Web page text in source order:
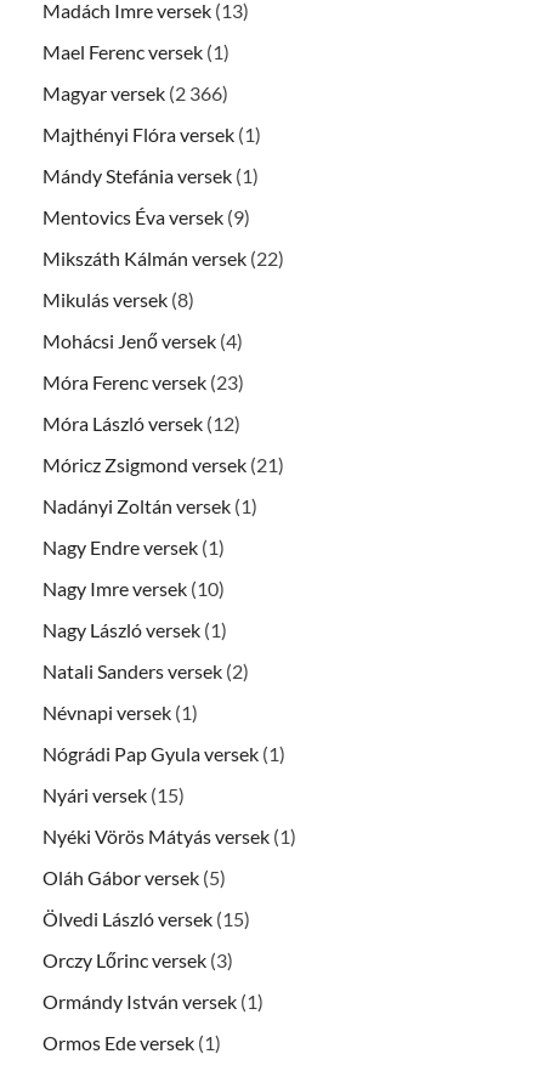
Madách Imre versek (13)
Mael Ferenc versek (1)
Magyar versek (2 366)
Majthényi Flóra versek (1)
Mándy Stefánia versek (1)
Mentovics Éva versek (9)
Mikszáth Kálmán versek (22)
Mikulás versek (8)
Mohácsi Jenő versek (4)
Móra Ferenc versek (23)
Móra László versek (12)
Móricz Zsigmond versek (21)
Nadányi Zoltán versek (1)
Nagy Endre versek (1)
Nagy Imre versek (10)
Nagy László versek (1)
Natali Sanders versek (2)
Névnapi versek (1)
Nógrádi Pap Gyula versek (1)
Nyári versek (15)
Nyéki Vörös Mátyás versek (1)
Oláh Gábor versek (5)
Ölvedi László versek (15)
Orczy Lőrinc versek (3)
Ormándy István versek (1)
Ormos Ede versek (1)